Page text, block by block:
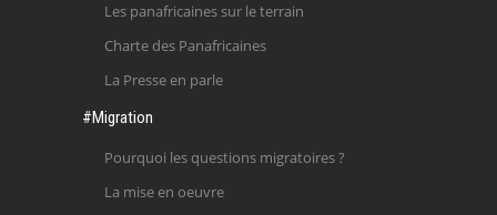
Les panafricaines sur le terrain
Charte des Panafricaines
La Presse en parle
#Migration
Pourquoi les questions migratoires ?
La mise en oeuvre